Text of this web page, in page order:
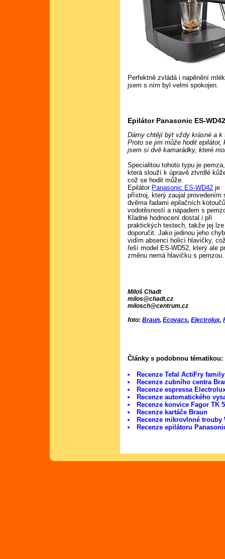
Perfektně zvládá i napěnění
jsem s ním byl velmi spokojen.
Epilátor Panasonic ES-
Dámy chtějí být vždy krásné a
Proto se jim může hodit
jsem si dvě kamarádky, které
Specialitou tohoto typu je pemza,
která slouží k úpravě ztvrdlé
což se hodit může.
Epilátor Panasonic ES-WD42 je
přístroj, který zaujal provedením
dvěma řadami epilačních
vodotěsností a nápadem s
Kladné hodnocení dostal i při
praktických testech, takže jej
doporučit. Jako jedinou jeho
vidím absenci holicí hlavičky,
řeší model ES-WD52, který ale
změnu nemá hlavičku s pemzou.
Miloš Chadt
milos@chadt.cz
milosch@centrum.cz
foto:Braun,Ecovacs,Electrolux,
Články s podobnou tématikou:
Recenze Tefal ActiFry
Recenze zubního centra
Recenze espressa
Recenze automatického
Recenze konvice Fagor TK
Recenze kartáče Braun
Recenze mikrovlnné
Recenze epilátoru